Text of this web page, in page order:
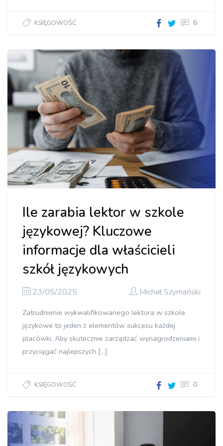
KSIĘGOWOŚĆ 6
Ile zarabia lektor w szkole
językowej? Kluczowe
informacje dla właścicieli
szkół językowych
23/05/2025 Michał Szymański
Zatrudnienie wykwalifikowanego lektora w szkole
językowe to jeden z elementów sukcesu każdej
placówki. Aby skutecznie zarządzać wynagrodzeniami i
przyciągać najlepszych […]
KSIĘGOWOŚĆ 0